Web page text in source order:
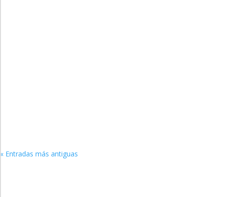
« Entradas más antiguas